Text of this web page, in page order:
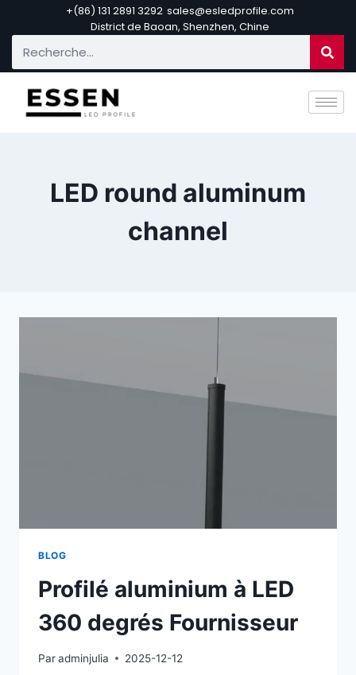
+(86) 131 2891 3292 sales@esledprofile.com
District de Baoan, Shenzhen, Chine
LED round aluminum
channel
BLOG
Profilé aluminium à LED
360 degrés Fournisseur
Paradminjulia 2025-12-12